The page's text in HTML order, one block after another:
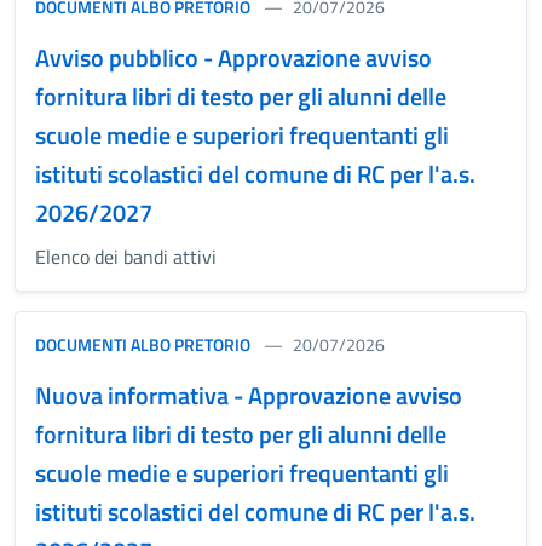
DOCUMENTI ALBO PRETORIO 20/07/2026
Avviso pubblico - Approvazione avviso
fornitura libri di testo per gli alunni delle
scuole medie e superiori frequentanti gli
istituti scolastici del comune di RC per l'a.s.
2026/2027
Elenco dei bandi attivi
DOCUMENTI ALBO PRETORIO 20/07/2026
Nuova informativa - Approvazione avviso
fornitura libri di testo per gli alunni delle
scuole medie e superiori frequentanti gli
istituti scolastici del comune di RC per l'a.s.